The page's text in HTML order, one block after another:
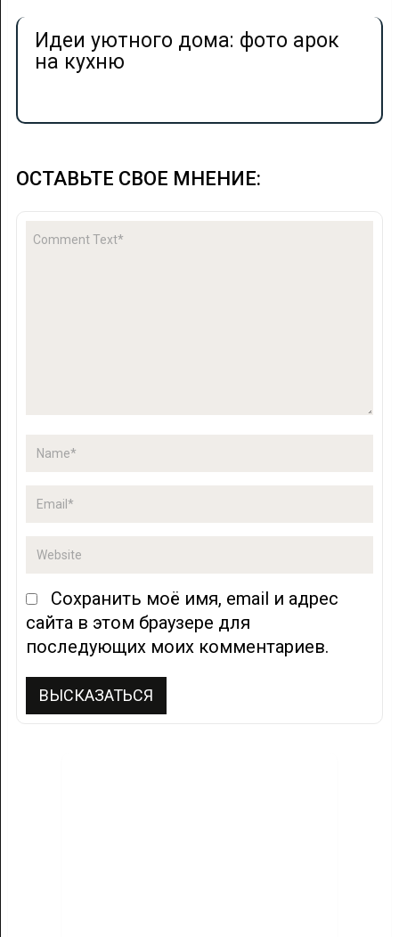
Идеи уютного дома: фото арок
на кухню
ОСТАВЬТЕ СВОЕ МНЕНИЕ:
Сохранить моё имя, email и адрес
сайта в этом браузере для
последующих моих комментариев.